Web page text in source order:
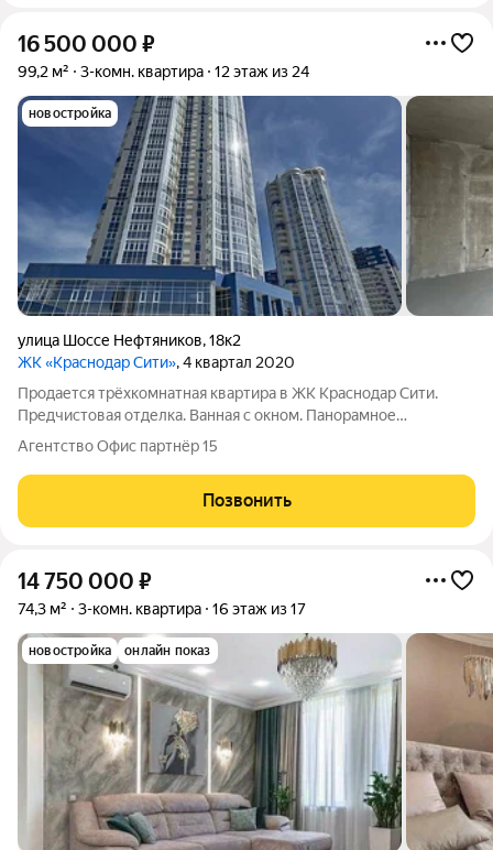
16 500 000 ₽
99,2 м² 3-комн. квартира 12 этаж из 24
новостройка
улица Шоссе Нефтяников,18к2
ЖК «Краснодар Сити», 4 квартал 2020
Продается трёхкомнатная квартира в ЖК Краснодар Сити.
Предчистовая отделка. Ванная с окном. Панорамное
остекление на балконе. Шикарный вид на город и горы.
Подземный паркинг. Консьерж. Дизайнерская входная группа
Документы готовы к быстрой сделки.
Агентство Офис партнёр 15
Позвонить
14 750 000 ₽
74,3 м² 3-комн. квартира 16 этаж из 17
новостройка онлайн показ